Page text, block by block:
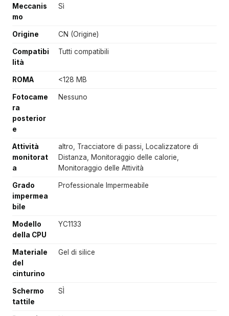
Meccanis
mo
Sì
Origine CN (Origine)
Compatibi
lità
Tutti compatibili
ROMA <128 MB
Fotocame
ra
posterior
e
Nessuno
Attività
monitorat
a
altro, Tracciatore di passi, Localizzatore di
Distanza, Monitoraggio delle calorie,
Monitoraggio delle Attività
Grado
impermea
bile
Professionale Impermeabile
Modello
della CPU
YC1133
Materiale
del
cinturino
Gel di silice
Schermo
tattile
SÌ